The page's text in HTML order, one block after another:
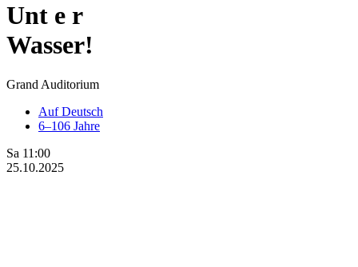
Unt e r
Wasser!
Grand Auditorium
Auf Deutsch
6–106 Jahre
Sa 11:00
25.10.2025